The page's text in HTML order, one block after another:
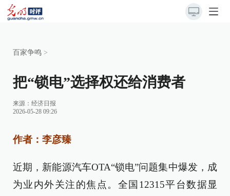
百家争鸣 >
把“锁电”选择权还给消费者
来源： 经济日报
2026-05-28 09:26
作者：李彦臻
近期，新能源汽车OTA“锁电”问题集中爆发，成
为业内外关注的焦点。全国12315平台数据显